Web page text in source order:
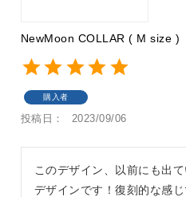
NewMoon COLLAR ( M size )
購入者
投稿日 2023/09/06
このデザイン、以前にも出
デザインです！復刻的な感